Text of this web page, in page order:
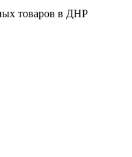
товаров в ДНР